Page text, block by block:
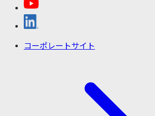
コーポレートサイト